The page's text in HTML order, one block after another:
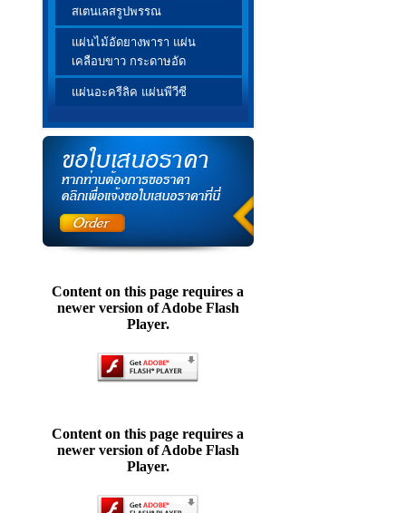
สเตนเลสรูปพรรณ
แผ่นไม้อัดยางพารา แผ่น
เคลือบขาว กระดาษอัด
แผ่นอะครีลิค แผ่นพีวีซี
Content on this page requires a
newer version of Adobe Flash
Player.
Content on this page requires a
newer version of Adobe Flash
Player.